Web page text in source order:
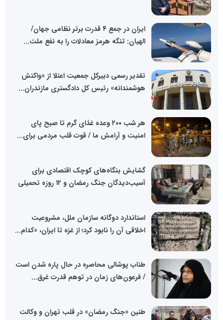
ایران در جمع ۴ قدرت برتر نظامی جهان/
الهیان: تنگه هرمز معادلات را به نفع ملت...
تقدیر رسمی دبیرکل جمعیت اعتلا از «واکنش
هوشمندانه» رئیس کل دادگستری مازندران...
هر شب ۲۰۰ وعده غذای گرم تا صبح پای
امنیت و آرامش ما / قوت قلب مردمی برای...
گشایش بنگاه‌های کوچک اقتصادی برای
آسیب‌دیدگان جنگ رمضان و ۱۲ روزه تحمیلی
استاندارد دوگانه سازمان ملل، مشروعیت
اخلاقی آن را نابود کرد؛ از غزه تا ایران، «کدام...
طناب پوشالی محاصره در حال پاره شدن است
/ فرعون‌های زمان در توهم قدرت غرق...
طنین «جنگ رمضان» در قلب تهران و وکالت